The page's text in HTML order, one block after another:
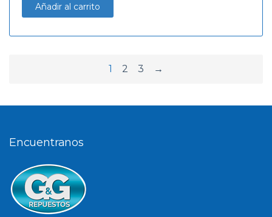
Añadir al carrito
1 2 3 →
Encuentranos